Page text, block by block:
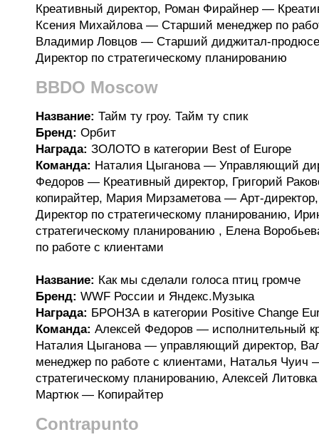
Креативный директор, Роман Фирайнер —
Ксения Михайлова — Старший менеджер по
Владимир Ловцов — Старший диджитал-
Директор по стратегическому планированию
BBDO Moscow
Название: Тайм ту гроу. Тайм ту спик
Бренд: Орбит
Награда: ЗОЛОТО в категории Best of Europe
Команда: Наталия Цыганова — Управляющий
Федоров — Креативный директор, Григорий
копирайтер, Мария Мирзаметова — Арт-
Директор по стратегическому планированию,
стратегическому планированию , Елена
по работе с клиентами
Название: Как мы сделали голоса птиц громче
Бренд: WWF России и Яндекс.Музыка
Награда: БРОНЗА в категории Positive Change
Команда: Алексей Федоров — исполнительный
Наталия Цыганова — управляющий директор,
менеджер по работе с клиентами, Наталья Чуич
стратегическому планированию, Алексей
Мартюк — Копирайтер
Contrapunto